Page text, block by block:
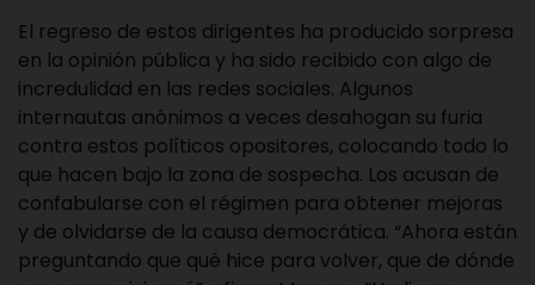
El regreso de estos dirigentes ha producido sorpresa
en la opinión pública y ha sido recibido con algo de
incredulidad en las redes sociales. Algunos
internautas anónimos a veces desahogan su furia
contra estos políticos opositores, colocando todo lo
que hacen bajo la zona de sospecha. Los acusan de
confabularse con el régimen para obtener mejoras
y de olvidarse de la causa democrática. “Ahora están
preguntando que qué hice para volver, que de dónde